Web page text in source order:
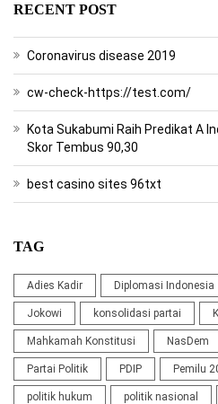
RECENT POST
Coronavirus disease 2019
cw-check-https://test.com/
Kota Sukabumi Raih Predikat A
Skor Tembus 90,30
best casino sites 96txt
TAG
Adies Kadir Diplomasi Indonesia
Jokowi konsolidasi partai
Mahkamah Konstitusi NasDem
Partai Politik PDIP Pemilu
politik hukum politik nasional